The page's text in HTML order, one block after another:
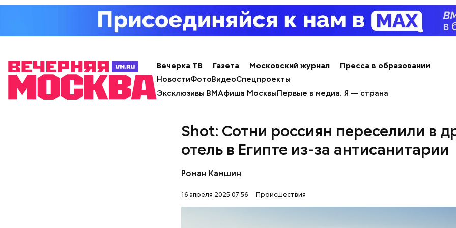
Вечерка ТВ Газета Московский журнал
Пресса в образовании
НовостиФотоВидеоСпецпроекты
Эксклюзивы ВМАфиша МосквыПервые в медиа. Я — страна
Shot: Сотни россиян переселили в
отель в Египте из-за антисанитарии
Роман Камшин
16 апреля 2025 07:56 Происшествия
Примечательно, что летом 2023 года на Мутаева уже
Школы единоборств. Тогда неизвестный несколько раз
открыл
ответ.